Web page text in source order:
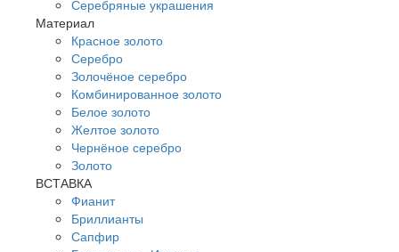
Серебряные украшения
Материал
Красное золото
Серебро
Золочёное серебро
Комбинированное золото
Белое золото
Желтое золото
Чернёное серебро
Золото
ВСТАВКА
Фианит
Бриллианты
Сапфир